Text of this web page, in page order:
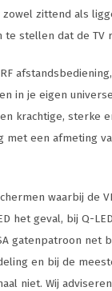
zittend als
stellen dat de
in je eigen
krachtige, sterke
een afmeting
waarbij de
het geval, bij Q-
gatenpatroon
en bij de
niet. Wij